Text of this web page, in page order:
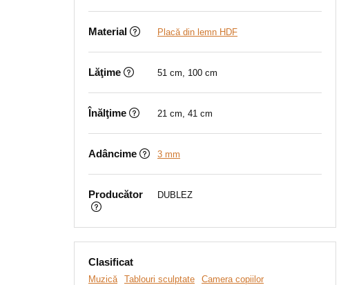
Material Placă din lemn HDF
Lăţime 51 cm, 100 cm
Înălţime 21 cm, 41 cm
Adâncime 3 mm
Producător DUBLEZ
Clasificat
Muzică Tablouri sculptate Camera copiilor